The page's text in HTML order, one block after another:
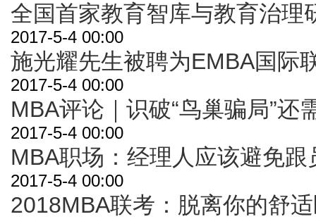
全国首家教育智库与教育治理
2017-5-4 00:00
施光耀先生被聘为EMBA国际
2017-5-4 00:00
MBA评论｜识破“鸟巢骗局”还
2017-5-4 00:00
MBA职场：经理人应该避免
2017-5-4 00:00
2018MBA联考：脱离你的舒